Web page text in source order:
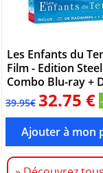
Les Enfants du
Film - Edition
Combo Blu-ray +
39.95€ 32.75 €